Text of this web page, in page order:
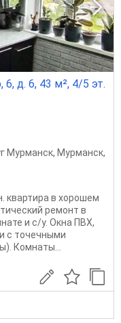
д. 6, 43 м², 4/5 эт.
Мурманск, Мурманск,
квартира в хорошем
ремонт в
и с/у. Окна ПВХ,
с точечными
Комнаты...